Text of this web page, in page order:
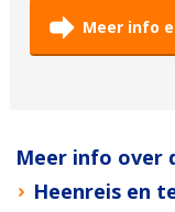
Meer info
Meer info over
Heenreis en